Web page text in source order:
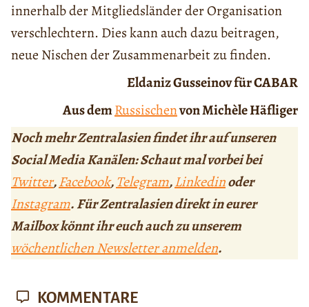
innerhalb der Mitgliedsländer der Organisation
verschlechtern. Dies kann auch dazu beitragen,
neue Nischen der Zusammenarbeit zu finden.
Eldaniz Gusseinov für CABAR
Aus demRussischenvon Michèle Häfliger
Noch mehr Zentralasien findet ihr auf unseren
Social Media Kanälen: Schaut mal vorbei bei
Twitter,Facebook,Telegram,Linkedinoder
Instagram. Für Zentralasien direkt in eurer
Mailbox könnt ihr euch auch zu unserem
wöchentlichen Newsletter anmelden.
KOMMENTARE